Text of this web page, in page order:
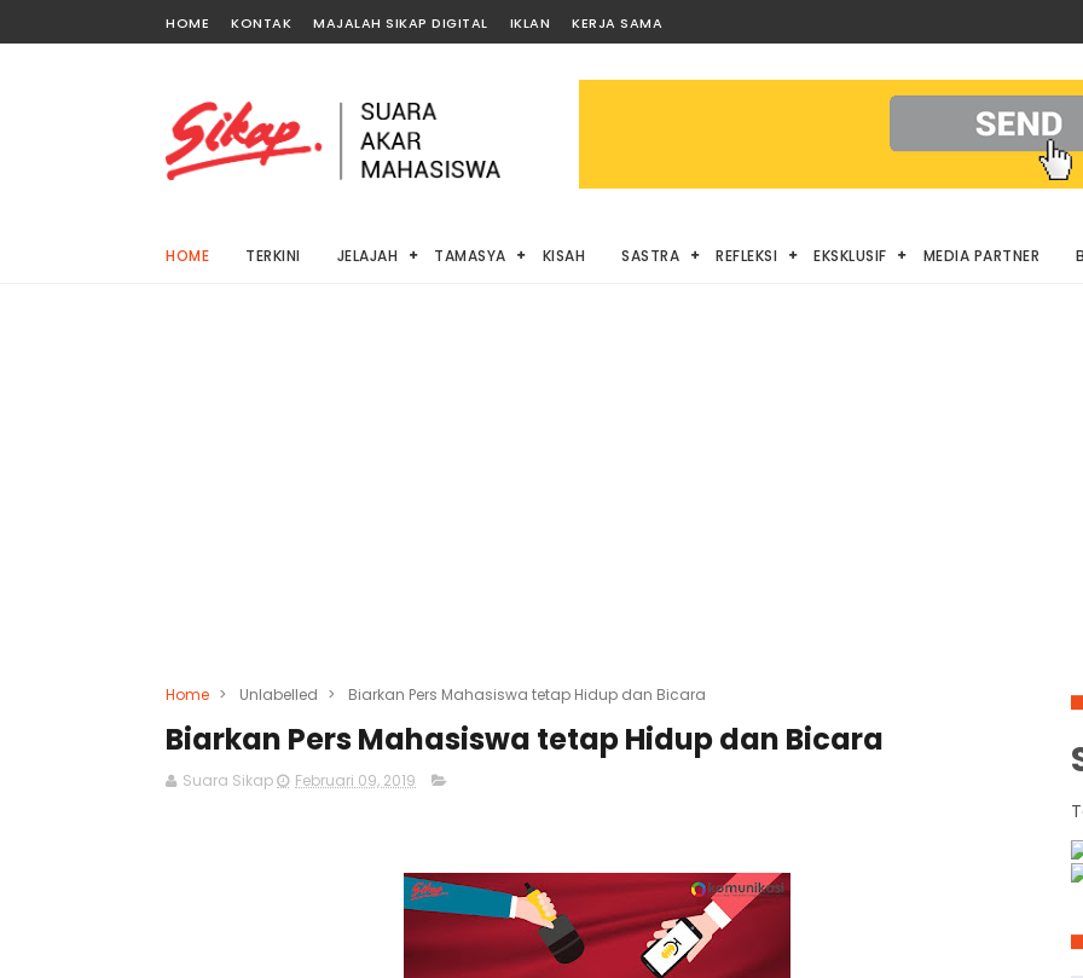
HOME KONTAK MAJALAH SIKAP DIGITAL IKLAN KERJA SAMA
HOME TERKINI JELAJAH TAMASYA KISAH SASTRA REFLEKSI EKSKLUSIF MEDIA PARTNER
Home > Unlabelled > Biarkan Pers Mahasiswa tetap Hidup dan Bicara
Biarkan Pers Mahasiswa tetap Hidup dan Bicara
Suara Sikap Februari 09, 2019